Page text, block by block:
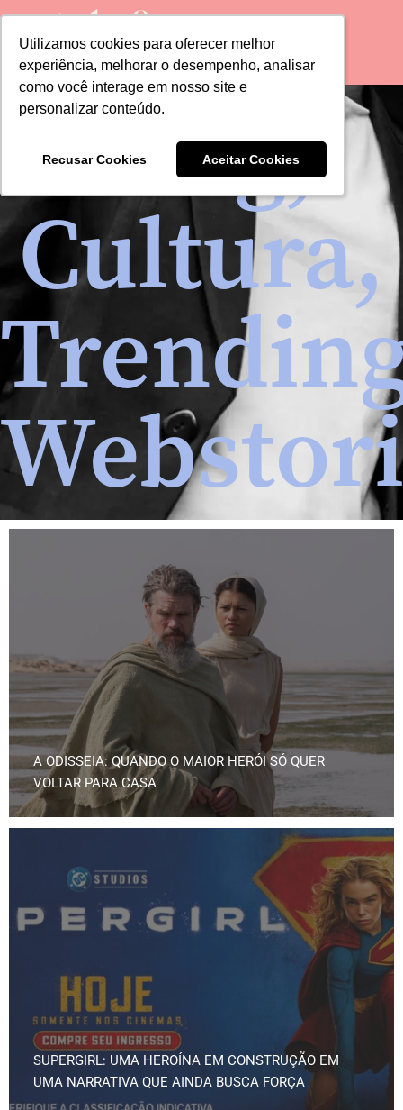
Utilizamos cookies para oferecer melhor
experiência, melhorar o desempenho, analisar
como você interage em nosso site e
personalizar conteúdo.
Recusar Cookies Aceitar Cookies
Utilizamos cookies para oferecer melhor
experiência, melhorar o desempenho, analisar
como você interage em nosso site e
personalizar conteúdo.
Recusar Cookies Aceitar Cookies
Blog,
Cultura,
A ODISSEIA: QUANDO O MAIOR HERÓI SÓ QUER
VOLTAR PARA CASA
SUPERGIRL: UMA HEROÍNA EM CONSTRUÇÃO EM
UMA NARRATIVA QUE AINDA BUSCA FORÇA